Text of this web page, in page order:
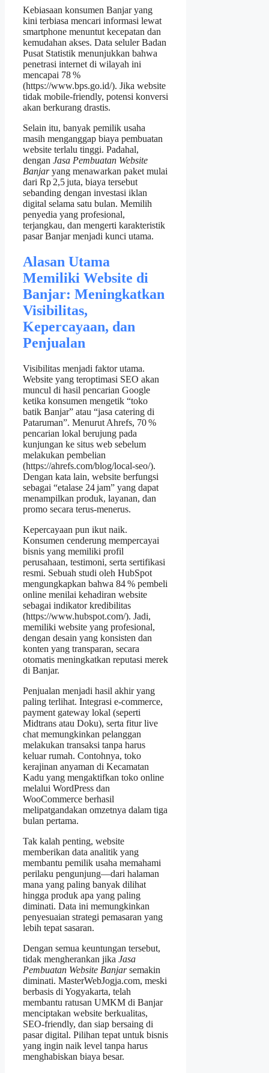
Kebiasaan konsumen Banjar yang
kini terbiasa mencari informasi lewat
smartphone menuntut kecepatan dan
kemudahan akses. Data seluler Badan
Pusat Statistik menunjukkan bahwa
penetrasi internet di wilayah ini
mencapai 78 %
(https://www.bps.go.id/). Jika website
tidak mobile‑friendly, potensi konversi
akan berkurang drastis.
Selain itu, banyak pemilik usaha
masih menganggap biaya pembuatan
website terlalu tinggi. Padahal,
dengan Jasa Pembuatan Website
Banjaryang menawarkan paket mulai
dari Rp 2,5 juta, biaya tersebut
sebanding dengan investasi iklan
digital selama satu bulan. Memilih
penyedia yang profesional,
terjangkau, dan mengerti karakteristik
pasar Banjar menjadi kunci utama.
Alasan Utama
Memiliki Website di
Banjar: Meningkatkan
Visibilitas,
Kepercayaan, dan
Penjualan
Visibilitas menjadi faktor utama.
Website yang teroptimasi SEO akan
muncul di hasil pencarian Google
ketika konsumen mengetik “toko
batik Banjar” atau “jasa catering di
Pataruman”. Menurut Ahrefs, 70 %
pencarian lokal berujung pada
kunjungan ke situs web sebelum
melakukan pembelian
(https://ahrefs.com/blog/local-seo/).
Dengan kata lain, website berfungsi
sebagai “etalase 24 jam” yang dapat
menampilkan produk, layanan, dan
promo secara terus‑menerus.
Kepercayaan pun ikut naik.
Konsumen cenderung mempercayai
bisnis yang memiliki profil
perusahaan, testimoni, serta sertifikasi
resmi. Sebuah studi oleh HubSpot
mengungkapkan bahwa 84 % pembeli
online menilai kehadiran website
sebagai indikator kredibilitas
(https://www.hubspot.com/). Jadi,
memiliki website yang profesional,
dengan desain yang konsisten dan
konten yang transparan, secara
otomatis meningkatkan reputasi merek
di Banjar.
Penjualan menjadi hasil akhir yang
paling terlihat. Integrasi e‑commerce,
payment gateway lokal (seperti
Midtrans atau Doku), serta fitur live
chat memungkinkan pelanggan
melakukan transaksi tanpa harus
keluar rumah. Contohnya, toko
kerajinan anyaman di Kecamatan
Kadu yang mengaktifkan toko online
melalui WordPress dan
WooCommerce berhasil
melipatgandakan omzetnya dalam tiga
bulan pertama.
Tak kalah penting, website
memberikan data analitik yang
membantu pemilik usaha memahami
perilaku pengunjung—dari halaman
mana yang paling banyak dilihat
hingga produk apa yang paling
diminati. Data ini memungkinkan
penyesuaian strategi pemasaran yang
lebih tepat sasaran.
Dengan semua keuntungan tersebut,
tidak mengherankan jika Jasa
Pembuatan Website Banjarsemakin
diminati. MasterWebJogja.com, meski
berbasis di Yogyakarta, telah
membantu ratusan UMKM di Banjar
menciptakan website berkualitas,
SEO‑friendly, dan siap bersaing di
pasar digital. Pilihan tepat untuk bisnis
yang ingin naik level tanpa harus
menghabiskan biaya besar.